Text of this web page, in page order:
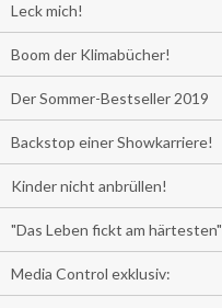
Leck mich!
Boom der Klimabücher!
Der Sommer-Bestseller 2019
Backstop einer Showkarriere!
Kinder nicht anbrüllen!
"Das Leben fickt am härtesten"
Media Control exklusiv: